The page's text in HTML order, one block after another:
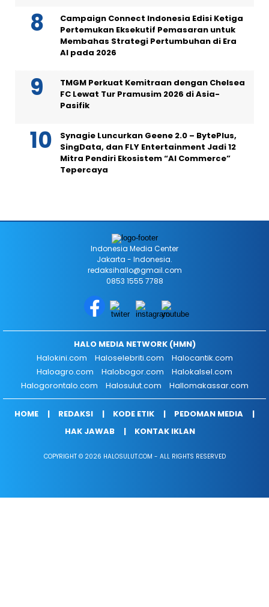
Campaign Connect Indonesia Edisi Ketiga
Pertemukan Eksekutif Pemasaran untuk
Membahas Strategi Pertumbuhan di Era
AI pada 2026
TMGM Perkuat Kemitraan dengan Chelsea
FC Lewat Tur Pramusim 2026 di Asia-
Pasifik
Synagie Luncurkan Geene 2.0 – BytePlus,
SingData, dan FLY Entertainment Jadi 12
Mitra Pendiri Ekosistem “AI Commerce”
Tepercaya
Indonesia Media Center
Jakarta - Indonesia.
redaksihallo@gmail.com
0853 1555 7788
HALO MEDIA NETWORK (HMN)
Halokini.com
Haloselebriti.com
Halocantik.com
Haloagro.com
Halobogor.com
Halokalsel.com
Halogorontalo.com
Halosulut.com Hallomakassar.com
HOME REDAKSI KODE ETIK
PEDOMAN MEDIA
HAK JAWAB
KONTAK IKLAN
COPYRIGHT © 2026 HALOSULUT.COM - ALL RIGHTS RESERVED